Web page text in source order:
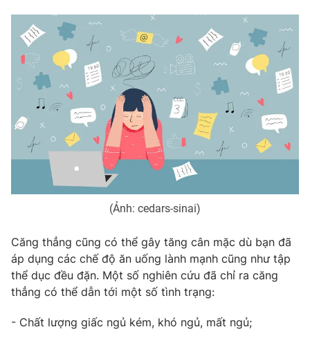
(Ảnh: cedars-sinai)
Căng thẳng cũng có thể gây tăng cân mặc dù bạn đã
áp dụng các chế độ ăn uống lành mạnh cũng như tập
thể dục đều đặn. Một số nghiên cứu đã chỉ ra căng
thẳng có thể dẫn tới một số tình trạng:
- Chất lượng giấc ngủ kém, khó ngủ, mất ngủ;